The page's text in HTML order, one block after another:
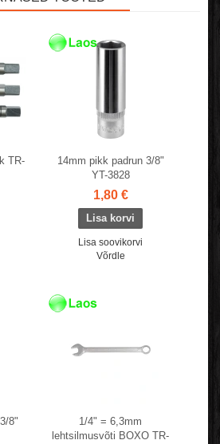
TR-
14mm pikk padrun 3/8"
YT-3828
1,80 €
Lisa soovikorvi
Võrdle
8"
1/4" = 6,3mm
lehtsilmusvõti BOXO TR-